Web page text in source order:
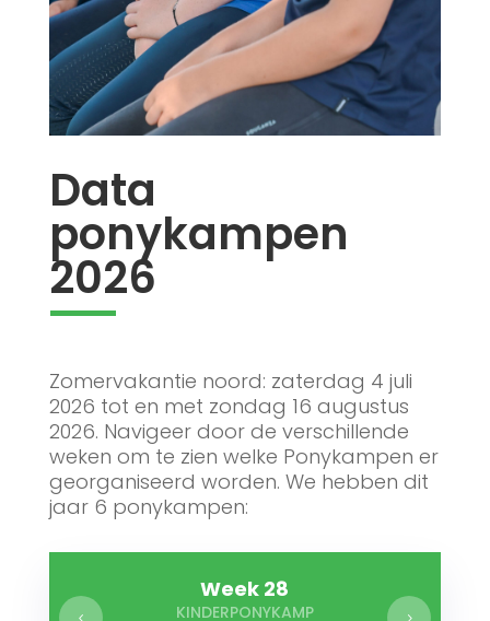
Data
ponykampen
2026
Zomervakantie noord: zaterdag 4 juli
2026 tot en met zondag 16 augustus
2026. Navigeer door de verschillende
weken om te zien welke Ponykampen er
georganiseerd worden. We hebben dit
jaar 6 ponykampen:
Week 28
KINDERPONYKAMP